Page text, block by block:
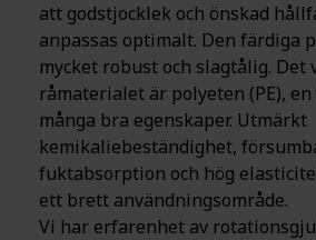
att godstjocklek och önskad
anpassas optimalt. Den färdiga
mycket robust och slagtålig. Det
råmaterialet är polyeten (PE),
många bra egenskaper. Utmärkt
kemikaliebeständighet,
fuktabsorption och hög
ett brett användningsområde.
Vi har erfarenhet av